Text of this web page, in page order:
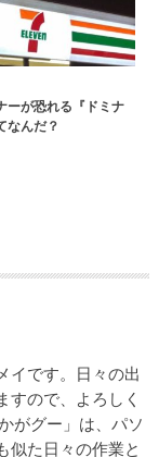
ーが恐れる『ドミナ
なんだ？
イです。日々の出
すので、よろしく
がグー」は、パソ
似た日々の作業と